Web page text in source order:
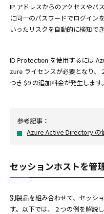
IP アドレスからのアクセスやパ
に同一のパスワードでログイン
いったリスクを自動的に検知でき
ID Protection を使用するには
zure ライセンスが必要となり、
つき $9 の追加料金が発生します。
参考記事：
Azure Active Directory の
セッションホストを管
別製品を組み合わせて、セッシ
す。以下では、 2 つの例を解説し